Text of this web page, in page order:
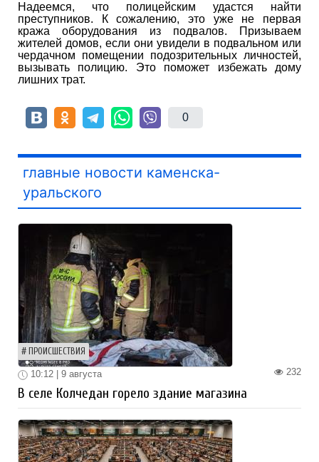
Надеемся, что полицейским удастся найти
преступников. К сожалению, это уже не первая
кража оборудования из подвалов. Призываем
жителей домов, если они увидели в подвальном или
чердачном помещении подозрительных личностей,
вызывать полицию. Это поможет избежать дому
лишних трат.
0
главные новости каменска-
уральского
ПРОИСШЕСТВИЯ
232
10:12 | 9 августа
В селе Колчедан горело здание магазина